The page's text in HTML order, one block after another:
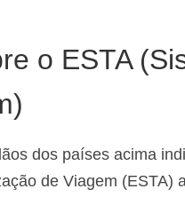
o ESTA
dos países acima
de Viagem (ESTA)